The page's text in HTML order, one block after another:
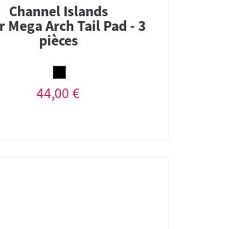
Channel Islands
Mega Arch Tail Pad - 3
pièces
44,00 €